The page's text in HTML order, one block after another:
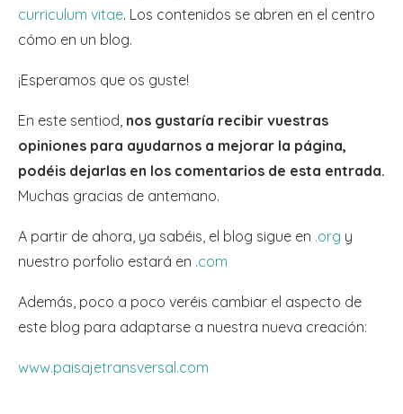
curriculum vitae. Los contenidos se abren en el centro
cómo en un blog.
¡Esperamos que os guste!
En este sentiod, nos gustaría recibir vuestras
opiniones para ayudarnos a mejorar la página,
podéis dejarlas en los comentarios de esta entrada.
Muchas gracias de antemano.
A partir de ahora, ya sabéis, el blog sigue en .org y
nuestro porfolio estará en .com
Además, poco a poco veréis cambiar el aspecto de
este blog para adaptarse a nuestra nueva creación:
www.paisajetransversal.com